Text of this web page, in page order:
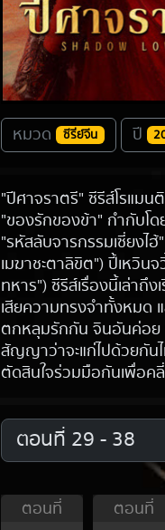
หมวด ซีรี่ย์จีน ปี
"ปีศาจราตรี" ซีรีส์โรแม
"ของรักของข้า" กำกับโด
"รหัสลับจารกรรมเซี่ยง
เมฆาชะตาลิขิต") ปี้เหวิน
ทหาร") ซีรีส์เรื่องนี้เล่า
เสียความทรงจำทั้งหมด
ตกหลุมรักกัน จินอันค่อย
สัญญาว่าจะแก่ไปด้วยกัน
ตัดสินใจร่วมมือกันเพื่อค
ตอนที่ ตอนที่